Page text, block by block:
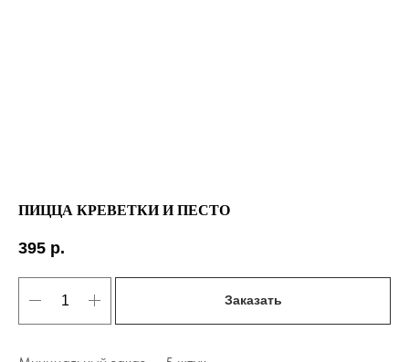
ПИЦЦА КРЕВЕТКИ И ПЕСТО
395 р.
Заказать